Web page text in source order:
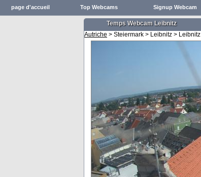
page d'accueil Top Webcams Signup Webcam
Temps Webcam Leibnitz
Autriche > Steiermark > Leibnitz > Leibnitz